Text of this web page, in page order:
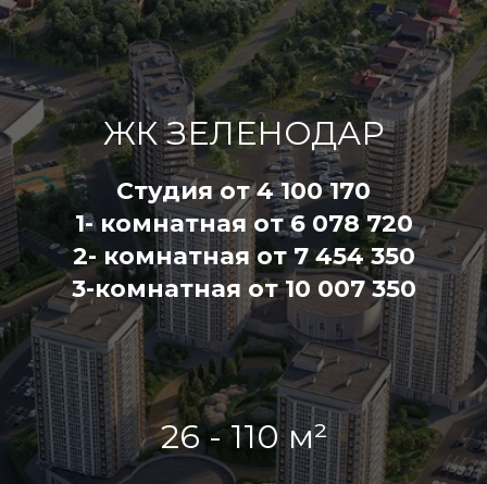
ЖК ЗЕЛЕНОДАР
Студия от 4 100 170
1- комнатная от 6 078 720
2- комнатная от 7 454 350
3-комнатная от 10 007 350
26 - 110 м²